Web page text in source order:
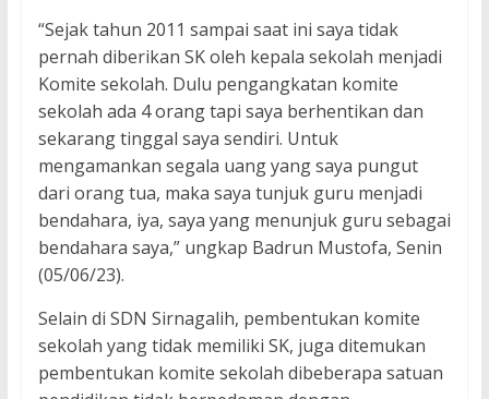
“Sejak tahun 2011 sampai saat ini saya tidak
pernah diberikan SK oleh kepala sekolah menjadi
Komite sekolah. Dulu pengangkatan komite
sekolah ada 4 orang tapi saya berhentikan dan
sekarang tinggal saya sendiri. Untuk
mengamankan segala uang yang saya pungut
dari orang tua, maka saya tunjuk guru menjadi
bendahara, iya, saya yang menunjuk guru sebagai
bendahara saya,” ungkap Badrun Mustofa, Senin
(05/06/23).
Selain di SDN Sirnagalih, pembentukan komite
sekolah yang tidak memiliki SK, juga ditemukan
pembentukan komite sekolah dibeberapa satuan